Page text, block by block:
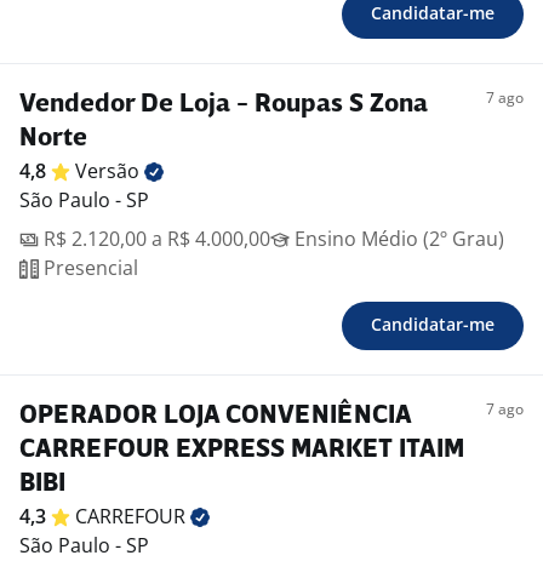
Candidatar-me
Vendedor De Loja - Roupas S Zona
Norte
7 ago
4,8
Versão
São Paulo - SP
R$ 2.120,00 a R$ 4.000,00
Ensino Médio (2º Grau)
Presencial
Candidatar-me
OPERADOR LOJA CONVENIÊNCIA
CARREFOUR EXPRESS MARKET ITAIM
BIBI
7 ago
4,3
CARREFOUR
São Paulo - SP